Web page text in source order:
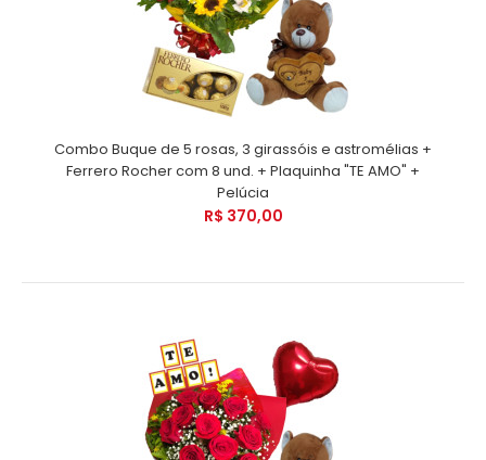
Combo Buque de 5 rosas, 3 girassóis e astromélias +
Ferrero Rocher com 8 und. + Plaquinha "TE AMO" +
Pelúcia
R$ 370,00